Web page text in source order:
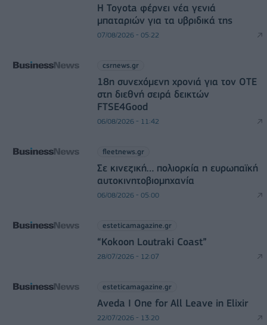
Η Toyota φέρνει νέα γενιά
μπαταριών για τα υβριδικά της
07/08/2026 - 05:22
csrnews.gr
18η συνεχόμενη χρονιά για τον ΟΤΕ
στη διεθνή σειρά δεικτών
FTSE4Good
06/08/2026 - 11:42
fleetnews.gr
Σε κινεζική… πολιορκία η ευρωπαϊκή
αυτοκινητοβιομηχανία
06/08/2026 - 05:00
esteticamagazine.gr
“Kokoon Loutraki Coast”
28/07/2026 - 12:07
esteticamagazine.gr
Aveda I One for All Leave in Elixir
22/07/2026 - 13:20